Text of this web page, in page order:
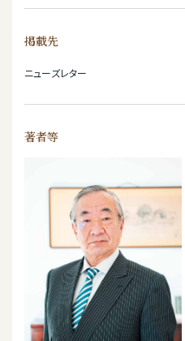
掲載先
ニューズレター
著者等